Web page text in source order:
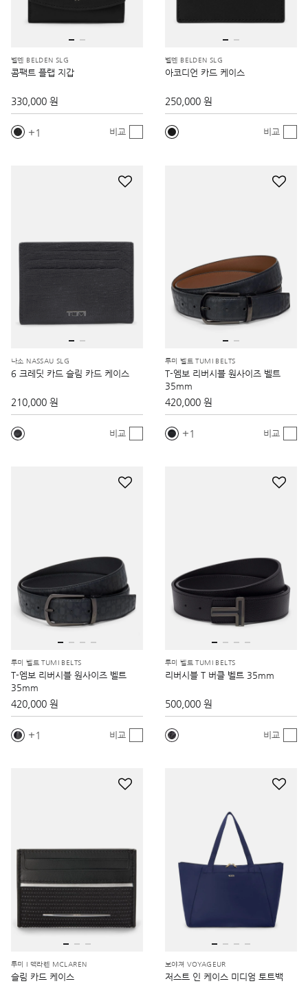
벨덴 BELDEN SLG
콤팩트 플랩 지갑
330,000 원
1 비교
벨덴 BELDEN SLG
아코디언 카드 케이스
250,000 원
비교
나소 NASSAU SLG
6 크레딧 카드 슬림 카드 케이스
210,000 원
비교
투미 벨트 TUMI BELTS
T-엠보 리버시블 원사이즈 벨트
35mm
420,000 원
1 비교
투미 벨트 TUMI BELTS
T-엠보 리버시블 원사이즈 벨트
35mm
420,000 원
1 비교
투미 벨트 TUMI BELTS
리버시블 T 버클 벨트 35mm
500,000 원
비교
투미 I 맥라렌 MCLAREN
슬림 카드 케이스
보야져 VOYAGEUR
저스트 인 케이스 미디엄 토트백